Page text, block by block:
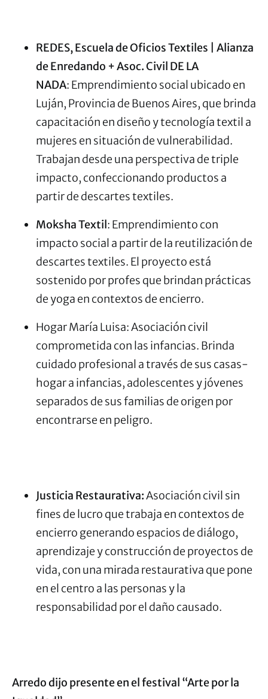
REDES, Escuela de Oficios Textiles | Alianza
de Enredando + Asoc. Civil DE LA
NADA: Emprendimiento social ubicado en
Luján, Provincia de Buenos Aires, que brinda
capacitación en diseño y tecnología textil a
mujeres en situación de vulnerabilidad.
Trabajan desde una perspectiva de triple
impacto, confeccionando productos a
partir de descartes textiles.
Moksha Textil: Emprendimiento con
impacto social a partir de la reutilización de
descartes textiles. El proyecto está
sostenido por profes que brindan prácticas
de yoga en contextos de encierro.
Hogar María Luisa: Asociación civil
comprometida con las infancias. Brinda
cuidado profesional a través de sus casas-
hogar a infancias, adolescentes y jóvenes
separados de sus familias de origen por
encontrarse en peligro.
Justicia Restaurativa:Asociación civil sin
fines de lucro que trabaja en contextos de
encierro generando espacios de diálogo,
aprendizaje y construcción de proyectos de
vida, con una mirada restaurativa que pone
en el centro a las personas y la
responsabilidad por el daño causado.
Arredo dijo presente en el festival “Arte por la